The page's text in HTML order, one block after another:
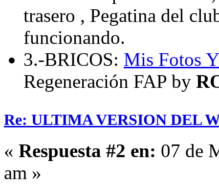
trasero , Pegatina del
funcionando.
3.-BRICOS: Mis Fotos
Regeneración FAP by
Re: ULTIMA VERSION DEL
« Respuesta #2 en: 07 de
am »